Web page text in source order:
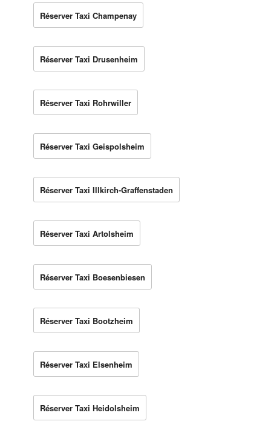
Réserver Taxi Champenay
Réserver Taxi Drusenheim
Réserver Taxi Rohrwiller
Réserver Taxi Geispolsheim
Réserver Taxi Illkirch-Graffenstaden
Réserver Taxi Artolsheim
Réserver Taxi Boesenbiesen
Réserver Taxi Bootzheim
Réserver Taxi Elsenheim
Réserver Taxi Heidolsheim